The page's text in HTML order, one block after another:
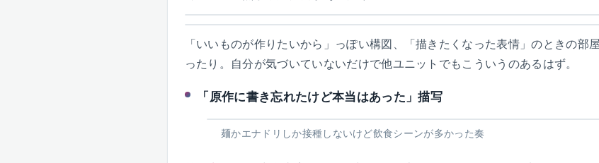
「いいものが作りたいから」っぽい構図、「描きたくなった表情」のときの部
ったり。自分が気づいていないだけで他ユニットでもこういうのあるはず。
「原作に書き忘れたけど本当はあった」描写
麺かエナドリしか接種しないけど飲食シーンが多かった奏